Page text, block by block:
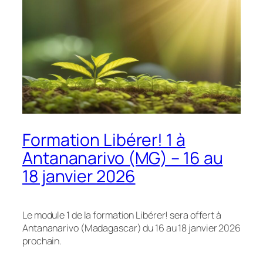
Formation Libérer! 1 à
Antananarivo (MG) – 16 au
18 janvier 2026
Le module 1 de la formation Libérer! sera offert à
Antananarivo (Madagascar) du 16 au 18 janvier 2026
prochain.